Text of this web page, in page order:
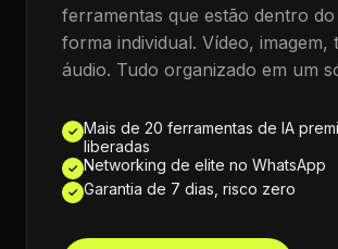
ferramentas que estão dentro do
forma individual. Vídeo, imagem,
áudio. Tudo organizado em um
✓ Mais de 20 ferramentas de IA
liberadas
✓ Networking de elite no WhatsApp
✓ Garantia de 7 dias, risco zero